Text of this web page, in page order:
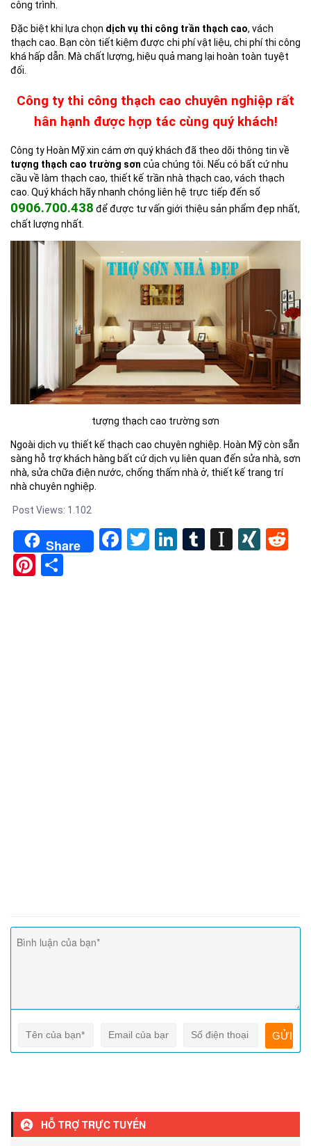
công trình.
Đặc biệt khi lựa chọn dịch vụ thi công trần thạch cao, vách
thạch cao. Bạn còn tiết kiệm được chi phí vật liệu, chi phí thi công
khá hấp dẫn. Mà chất lượng, hiệu quả mang lại hoàn toàn tuyệt
đối.
Công ty thi công thạch cao chuyên nghiệp rất
hân hạnh được hợp tác cùng quý khách!
Công ty Hoàn Mỹ xin cám ơn quý khách đã theo dõi thông tin về
tượng thạch cao trường sơn của chúng tôi. Nếu có bất cứ nhu
cầu về làm thạch cao, thiết kế trần nhà thạch cao, vách thạch
cao. Quý khách hãy nhanh chóng liên hệ trực tiếp đến số
0906.700.438 để được tư vấn giới thiệu sản phẩm đẹp nhất,
chất lượng nhất.
tượng thạch cao trường sơn
Ngoài dịch vụ thiết kế thạch cao chuyên nghiệp. Hoàn Mỹ còn sẵn
sàng hỗ trợ khách hàng bất cứ dịch vụ liên quan đến sửa nhà, sơn
nhà, sửa chữa điện nước, chống thấm nhà ở, thiết kế trang trí
nhà chuyên nghiệp.
Post Views: 1.102
Share Facebook
TwitterLinkedIn
Tumblr
Pinterest
HỖ TRỢ TRỰC TUYẾN